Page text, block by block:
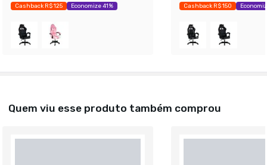
Cashback R$ 125 Economize 41% Cashback R$ 150
Quem viu esse produto também comprou